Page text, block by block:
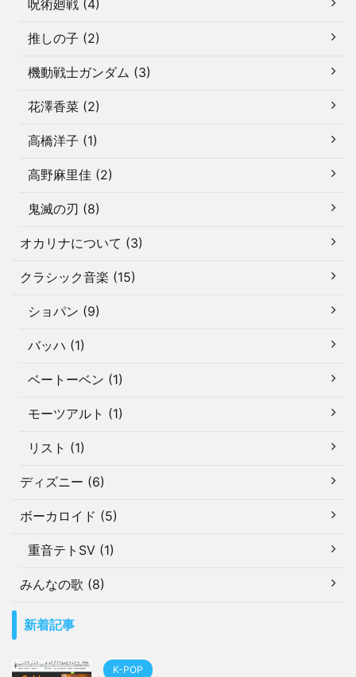
呪術廻戦 (4)
推しの子 (2)
機動戦士ガンダム (3)
花澤香菜 (2)
高橋洋子 (1)
高野麻里佳 (2)
鬼滅の刃 (8)
オカリナについて (3)
クラシック音楽 (15)
ショパン (9)
バッハ (1)
ベートーベン (1)
モーツアルト (1)
リスト (1)
ディズニー (6)
ボーカロイド (5)
重音テトSV (1)
みんなの歌 (8)
新着記事
K-POP